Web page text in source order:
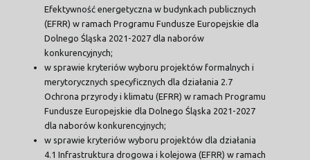
Efektywność energetyczna w budynkach publicznych
(EFRR) w ramach Programu Fundusze Europejskie dla
Dolnego Śląska 2021-2027 dla naborów
konkurencyjnych;
w sprawie kryteriów wyboru projektów formalnych i
merytorycznych specyficznych dla działania 2.7
Ochrona przyrody i klimatu (EFRR) w ramach Programu
Fundusze Europejskie dla Dolnego Śląska 2021-2027
dla naborów konkurencyjnych;
w sprawie kryteriów wyboru projektów dla działania
4.1 Infrastruktura drogowa i kolejowa (EFRR) w ramach